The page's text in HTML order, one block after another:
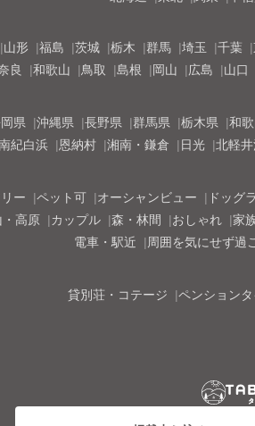
山形 福島 茨城 栃木 群馬 埼玉 千葉
良 和歌山 鳥取 島根 岡山 広島 山口
県 沖縄県 長野県 群馬県 栃木県 和
紀白浜 恩納村 湘南・鎌倉 日光 北軽井
ー ペット可 オーシャンビュー ドッグ
・高原 カップル 森・林間 おしゃれ 家
電車・駅近
周囲を気にせず過
貸別荘・コテージ ペンション